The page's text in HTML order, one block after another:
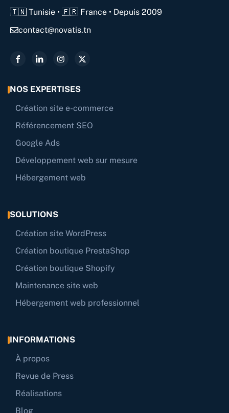
🇹🇳 Tunisie • 🇫🇷 France • Depuis 2009
contact@novatis.tn
NOS EXPERTISES
Création site e-commerce
Référencement SEO
Google Ads
Développement web sur mesure
Hébergement web
SOLUTIONS
Création site WordPress
Création boutique PrestaShop
Création boutique Shopify
Maintenance site web
Hébergement web professionnel
INFORMATIONS
À propos
Revue de Press
Réalisations
Blog